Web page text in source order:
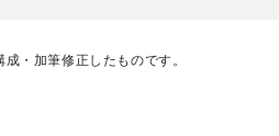
集長・高橋咲彩を中心に、11名以上の
・加筆修正したものです。